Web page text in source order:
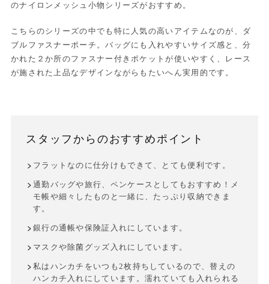
のナイロンメッシュ小物シリーズがおすすめ。
こちらのシリーズの中でも特に人気の高いアイテムなのが、ダ
ブルファスナーポーチ。バッグにも入れやすいサイズ感と、分
かれた２か所のファスナー付きポケットが使いやすく、レース
が施された上品なデザインながらもたいへん実用的です。
スタッフからのおすすめポイント
フラットなのに仕分けもできて、とても便利です。
通勤バッグや旅行、ペンケースとしてもおすすめ！メ
モ帳や細々したものと一緒に、たっぷり収納できま
す。
銀行の通帳や保険証入れにしています。
マスクや除菌グッズ入れにしています。
私はハンカチをいつも2枚持ちしているので、替えの
ハンカチ入れにしています。濡れていても入れられる